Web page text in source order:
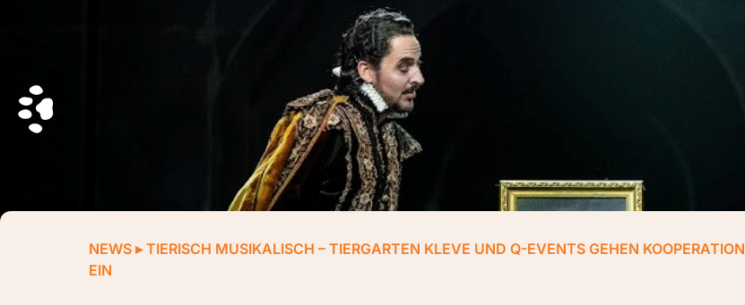
NEWS ▸TIERISCH MUSIKALISCH – TIERGARTEN KLEVE UND Q-EVENTS GEHEN KOOPERATION
EIN